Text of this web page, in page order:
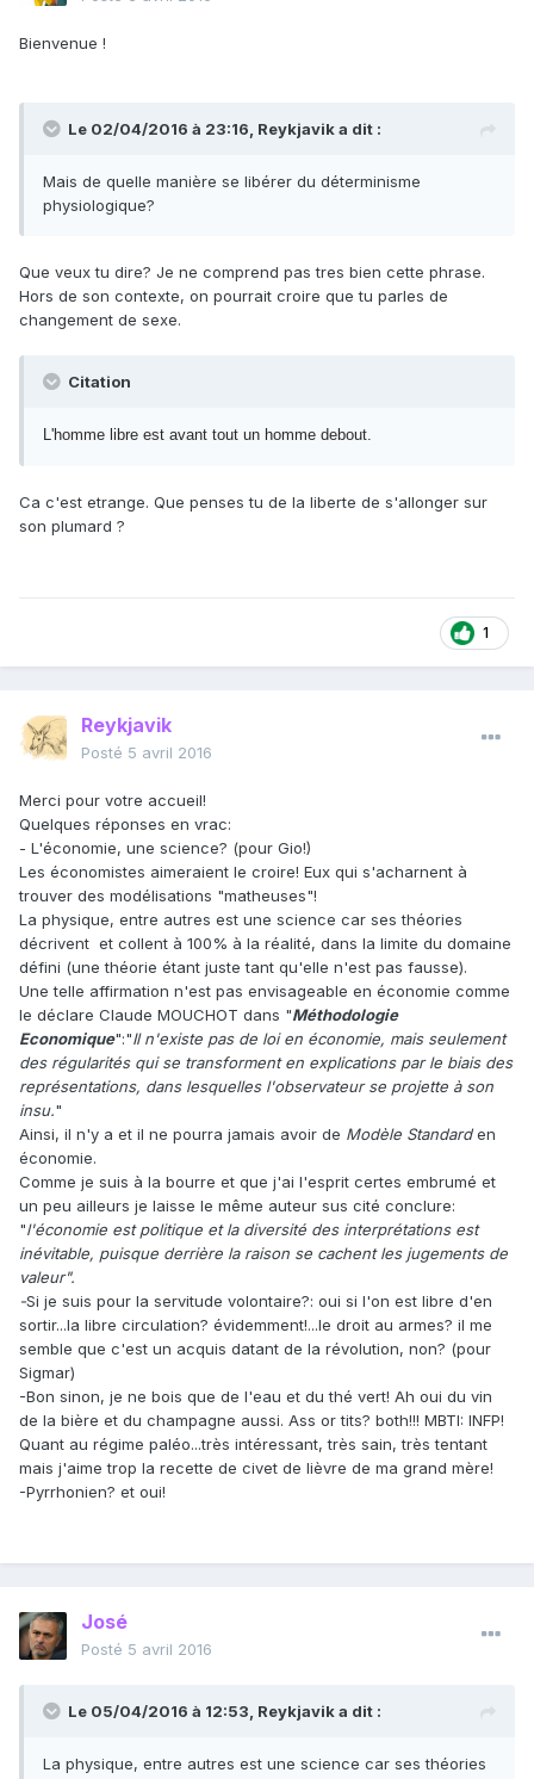
Bienvenue !
Le 02/04/2016 à 23:16, Reykjavik a dit :
Mais de quelle manière se libérer du déterminisme
physiologique?
Que veux tu dire? Je ne comprend pas tres bien cette phrase.
Hors de son contexte, on pourrait croire que tu parles de
changement de sexe.
Citation
L'homme libre est avant tout un homme debout.
Ca c'est etrange. Que penses tu de la liberte de s'allonger sur
son plumard ?
1
Reykjavik
Posté 5 avril 2016
Merci pour votre accueil!
Quelques réponses en vrac:
- L'économie, une science? (pour Gio!)
Les économistes aimeraient le croire! Eux qui s'acharnent à
trouver des modélisations "matheuses"!
La physique, entre autres est une science car ses théories
décrivent et collent à 100% à la réalité, dans la limite du domaine
défini (une théorie étant juste tant qu'elle n'est pas fausse).
Une telle affirmation n'est pas envisageable en économie comme
le déclare Claude MOUCHOT dans "Méthodologie
Economique":"Il n'existe pas de loi en économie, mais seulement
des régularités qui se transforment en explications par le biais des
représentations, dans lesquelles l'observateur se projette à son
insu."
Ainsi, il n'y a et il ne pourra jamais avoir de Modèle Standarden
économie.
Comme je suis à la bourre et que j'ai l'esprit certes embrumé et
un peu ailleurs je laisse le même auteur sus cité conclure:
"l'économie est politique et la diversité des interprétations est
inévitable, puisque derrière la raison se cachent les jugements de
valeur".
-Si je suis pour la servitude volontaire?: oui si l'on est libre d'en
sortir...la libre circulation? évidemment!...le droit au armes? il me
semble que c'est un acquis datant de la révolution, non? (pour
Sigmar)
-Bon sinon, je ne bois que de l'eau et du thé vert! Ah oui du vin
de la bière et du champagne aussi. Ass or tits? both!!! MBTI: INFP!
Quant au régime paléo...très intéressant, très sain, très tentant
mais j'aime trop la recette de civet de lièvre de ma grand mère!
-Pyrrhonien? et oui!
José
Posté 5 avril 2016
Le 05/04/2016 à 12:53, Reykjavik a dit :
La physique, entre autres est une science car ses théories